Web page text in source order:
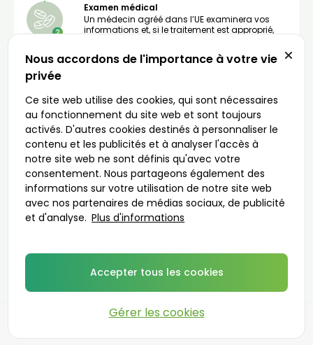
2
Examen médical
Un médecin agréé dans l’UE examinera vos
informations et, si le traitement est approprié,
nécessaire).
3
La pharmacie sélectionnée enverra votre
médicament dans un emballage discret à
l’adresse que vous aurez indiquée. Vous
pouvez également le récupérer directement sur
place.
C’est parti
Médecins prescripteurs
Nous accordons de l'importance à votre vie
privée
Ce site web utilise des cookies, qui sont nécessaires
au fonctionnement du site web et sont toujours
activés. D'autres cookies destinés à personnaliser le
contenu et les publicités et à analyser l'accès à
notre site web ne sont définis qu'avec votre
consentement. Nous partageons également des
informations sur votre utilisation de notre site web
avec nos partenaires de médias sociaux, de publicité
et d'analyse. Plus d'informations
Accepter tous les cookies
Gérer les cookies